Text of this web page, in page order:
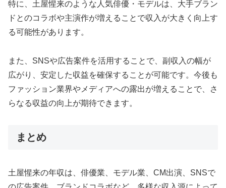
特に、土屋惺来のような人気俳優・モデルは、大手ブラン
ドとのコラボや主演作が増えることで収入が大きく向上す
る可能性があります。
また、SNSや広告案件を活用することで、副収入の幅が
広がり、安定した収益を確保することが可能です。今後も
ファッション業界やメディアへの露出が増えることで、さ
らなる収益の向上が期待できます。
まとめ
土屋惺来の年収は、俳優業、モデル業、CM出演、SNSで